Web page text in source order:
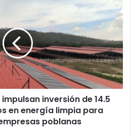
inversión de 14.5
en energía limpia para
poblanas